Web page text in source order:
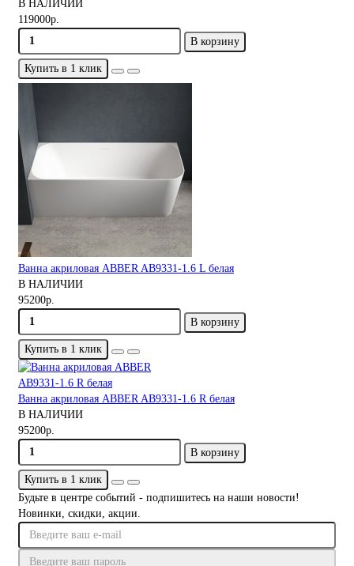
В НАЛИЧИИ
119000р.
В корзину
Купить в 1 клик
Ванна акриловая ABBER AB9331-1.6 L белая
В НАЛИЧИИ
95200р.
В корзину
Купить в 1 клик
Ванна акриловая ABBER AB9331-1.6 R белая
В НАЛИЧИИ
95200р.
В корзину
Купить в 1 клик
Будьте в центре событий - подпишитесь на наши новости!
Новинки, скидки, акции.